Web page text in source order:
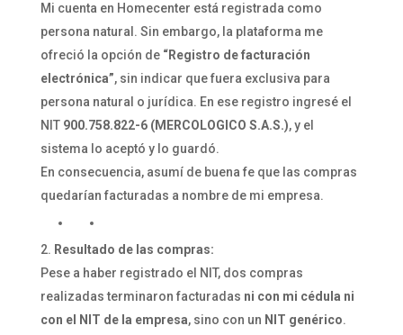
Mi cuenta en Homecenter está registrada como
persona natural. Sin embargo, la plataforma me
ofreció la opción de “Registro de facturación
electrónica”, sin indicar que fuera exclusiva para
persona natural o jurídica. En ese registro ingresé el
NIT 900.758.822-6 (MERCOLOGICO S.A.S.), y el
sistema lo aceptó y lo guardó.
En consecuencia, asumí de buena fe que las compras
quedarían facturadas a nombre de mi empresa.
Resultado de las compras:
Pese a haber registrado el NIT, dos compras
realizadas terminaron facturadas ni con mi cédula ni
con el NIT de la empresa, sino con un NIT genérico.